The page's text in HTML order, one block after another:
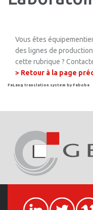
Vous êtes
des lignes de
cette rubrique ?
> Retour à la page
FaLang translation system by Faboba